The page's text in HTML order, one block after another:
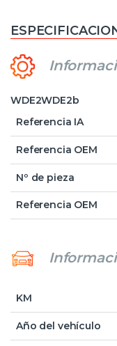
WDE2WDE2b
Referencia IA
Referencia OEM
Nº de pieza
Referencia OEM
KM
Año del vehículo